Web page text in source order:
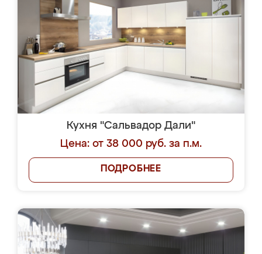
Кухня "Сальвадор Дали"
Цена: от 38 000 руб. за п.м.
ПОДРОБНЕЕ